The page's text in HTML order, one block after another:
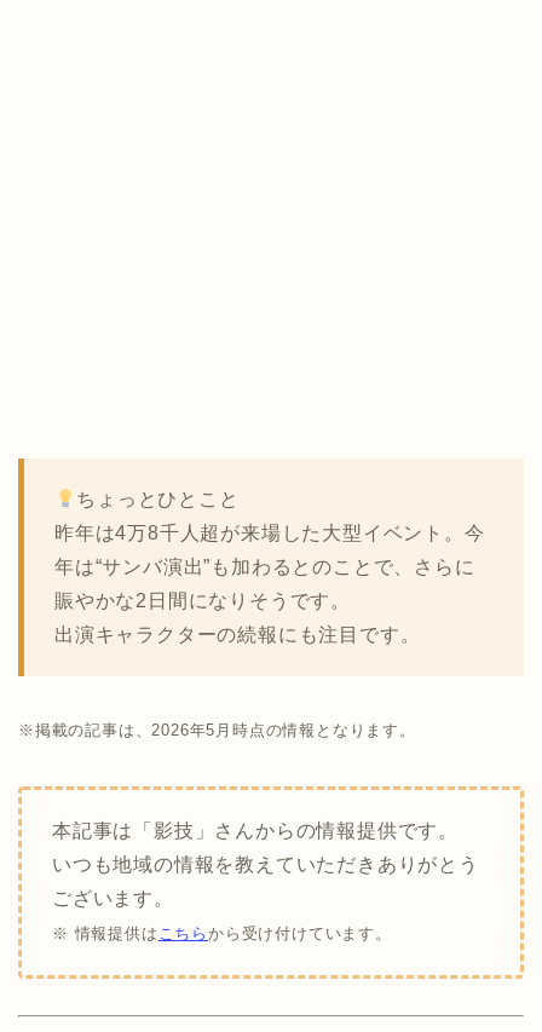
ちょっとひとこと
昨年は4万8千人超が来場した大型イベント。今
年は“サンバ演出”も加わるとのことで、さらに
賑やかな2日間になりそうです。
出演キャラクターの続報にも注目です。
※掲載の記事は、2026年5月時点の情報となります。
本記事は「影技」さんからの情報提供です。
いつも地域の情報を教えていただきありがとう
ございます。
※ 情報提供は こちらから受け付けています。